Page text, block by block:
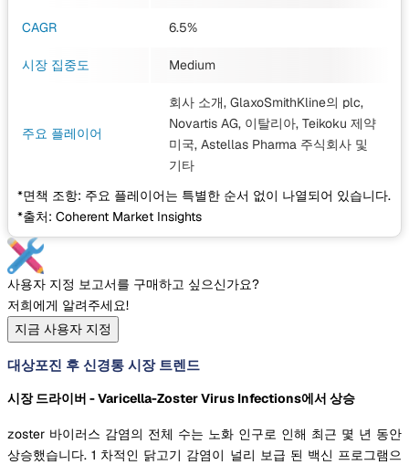
CAGR 6.5%
시장 집중도 Medium
주요 플레이어
회사 소개, GlaxoSmithKline의 plc,
Novartis AG, 이탈리아, Teikoku 제약
미국, Astellas Pharma 주식회사 및
기타
*면책 조항: 주요 플레이어는 특별한 순서 없이 나열되어 있습니다.
*출처: Coherent Market Insights
사용자 지정 보고서를 구매하고 싶으신가요?
저희에게 알려주세요!
지금 사용자 지정
대상포진 후 신경통 시장 트렌드
시장 드라이버 - Varicella-Zoster Virus Infections에서 상승
zoster 바이러스 감염의 전체 수는 노화 인구로 인해 최근 몇 년 동안
상승했습니다. 1 차적인 닭고기 감염이 널리 보급 된 백신 프로그램으